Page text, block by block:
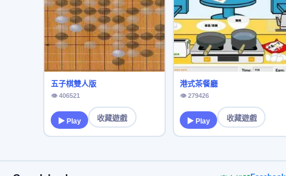
五子棋雙人版
👁 406521
▶ Play 收藏遊戲
港式茶餐廳
👁 279426
▶ Play 收藏遊戲